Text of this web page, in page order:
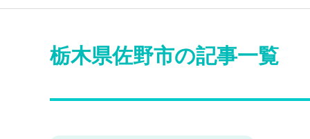
栃木県佐野市の記事一覧